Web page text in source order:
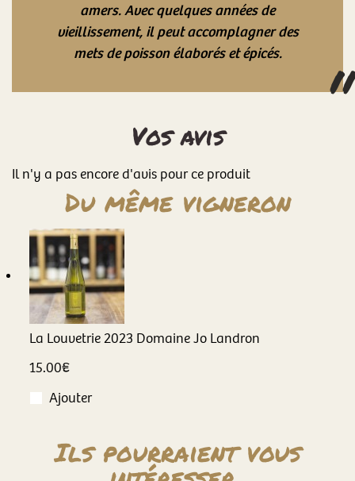
amers. Avec quelques années de
vieillissement, il peut accomplagner des
mets de poisson élaborés et épicés.
Vos avis
Il n'y a pas encore d'avis pour ce produit
Du même vigneron
La Louvetrie2023 Domaine Jo Landron
15.00€
Ajouter
Ils pourraient vous